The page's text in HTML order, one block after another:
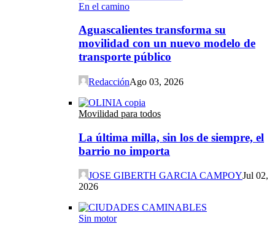
En el camino
Aguascalientes transforma su
movilidad con un nuevo modelo de
transporte público
RedacciónAgo 03, 2026
Movilidad para todos
La última milla, sin los de siempre, el
barrio no importa
JOSE GIBERTH GARCIA CAMPOYJul 02,
2026
Sin motor